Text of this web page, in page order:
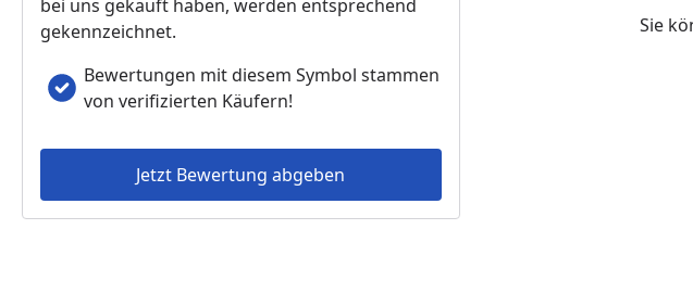
bei uns gekauft haben, werden entsprechend
gekennzeichnet.
Bewertungen mit diesem Symbol stammen
von verifizierten Käufern!
Jetzt Bewertung abgeben
Sie